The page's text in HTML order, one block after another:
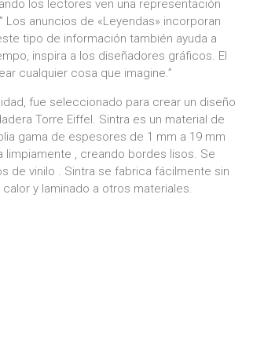
los lectores ven una representación
Los anuncios de «Leyendas» incorporan
tipo de información también ayuda a
inspira a los diseñadores gráficos. El
cualquier cosa que imagine.”
fue seleccionado para crear un diseño
Torre Eiffel. Sintra es un material de
gama de espesores de 1 mm a 19 mm
, creando bordes lisos. Se
de vinilo . Sintra se fabrica fácilmente sin
y laminado a otros materiales.